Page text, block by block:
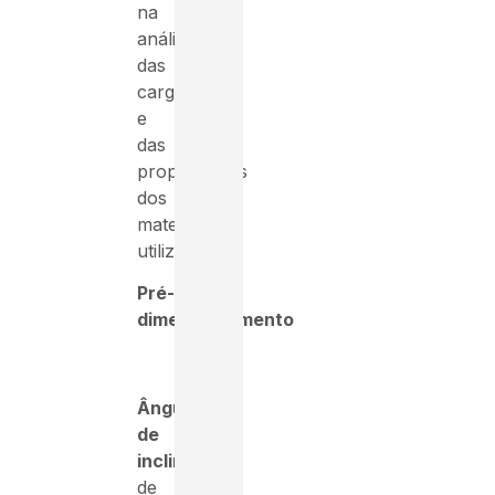
na
análise
das
cargas
e
das
propriedades
dos
materiais
utilizados.
Pré-
dimensionamento
Ângulo
de
inclinação
de